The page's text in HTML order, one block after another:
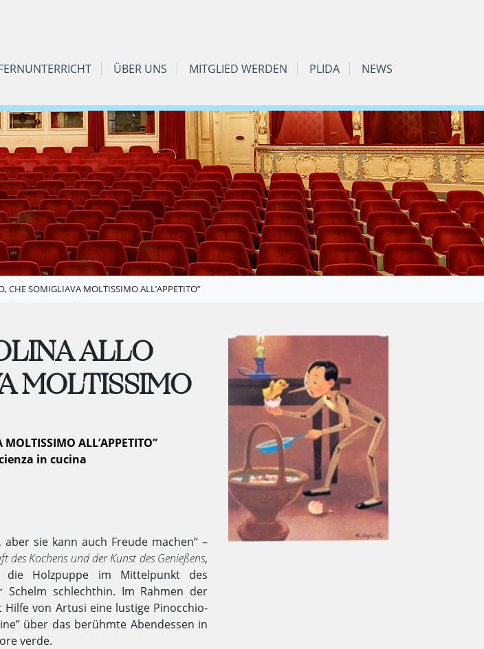
ÜBER UNS MITGLIED WERDEN PLIDA NEWS
CHE SOMIGLIAVA MOLTISSIMO ALL’APPETITO”
ALLO
MOLTISSIMO
ALL’APPETITO”
in cucina
sie kann auch Freude machen“ –
des Kochens und der Kunst des Genießens,
die Holzpuppe im Mittelpunkt des
Schelm schlechthin. Im Rahmen der
von Artusi eine lustige Pinocchio-
über das berühmte Abendessen in
verde.